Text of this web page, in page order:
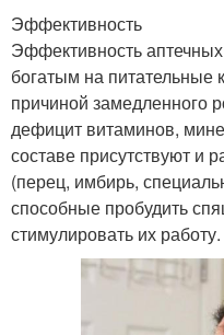
Эффективность
Эффективность
богатым на питательные
причиной замедленного
дефицит витаминов,
составе присутствуют и
(перец, имбирь,
способные пробудить
стимулировать их работу.